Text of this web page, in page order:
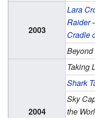
2003
Lara
Raider
Cradle
2004
Taking
Shark
Sky
the